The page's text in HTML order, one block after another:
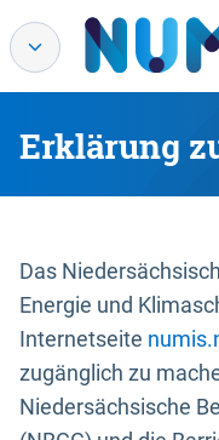
Erklärung
Das
Energie und
Internetseite
zugänglich zu
Niedersächsische